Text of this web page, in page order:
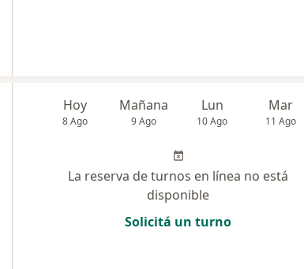
Hoy
8 Ago
Mañana
9 Ago
Lun
10 Ago
Mar
11 Ago
La reserva de turnos en línea no está
disponible
Solicitá un turno